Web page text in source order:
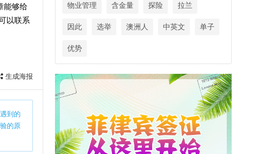
能够给
以联系
生成海报
到的
的原
物业管理 含金量 探险 拉兰
因此 选举 澳洲人 中英文 单子
优势